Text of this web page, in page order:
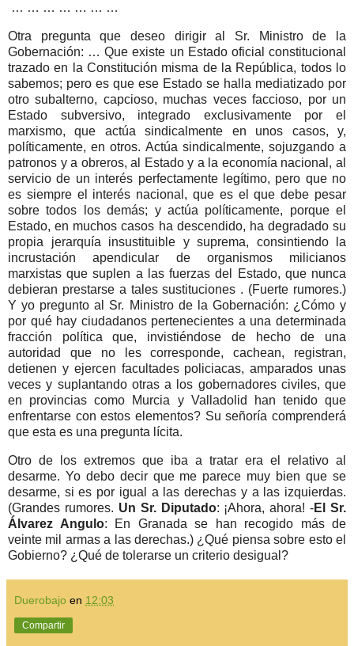
… … … … … … …
Otra pregunta que deseo dirigir al Sr. Ministro de la
Gobernación: … Que existe un Estado oficial constitucional
trazado en la Constitución misma de la República, todos lo
sabemos; pero es que ese Estado se halla mediatizado por
otro subalterno, capcioso, muchas veces faccioso, por un
Estado subversivo, integrado exclusivamente por el
marxismo, que actúa sindicalmente en unos casos, y,
políticamente, en otros. Actúa sindicalmente, sojuzgando a
patronos y a obreros, al Estado y a la economía nacional, al
servicio de un interés perfectamente legítimo, pero que no
es siempre el interés nacional, que es el que debe pesar
sobre todos los demás; y actúa políticamente, porque el
Estado, en muchos casos ha descendido, ha degradado su
propia jerarquía insustituible y suprema, consintiendo la
incrustación apendicular de organismos milicianos
marxistas que suplen a las fuerzas del Estado, que nunca
debieran prestarse a tales sustituciones . (Fuerte rumores.)
Y yo pregunto al Sr. Ministro de la Gobernación: ¿Cómo y
por qué hay ciudadanos pertenecientes a una determinada
fracción política que, invistiéndose de hecho de una
autoridad que no les corresponde, cachean, registran,
detienen y ejercen facultades policiacas, amparados unas
veces y suplantando otras a los gobernadores civiles, que
en provincias como Murcia y Valladolid han tenido que
enfrentarse con estos elementos? Su señoría comprenderá
que esta es una pregunta lícita.
Otro de los extremos que iba a tratar era el relativo al
desarme. Yo debo decir que me parece muy bien que se
desarme, si es por igual a las derechas y a las izquierdas.
(Grandes rumores. Un Sr. Diputado: ¡Ahora, ahora! -El Sr.
Álvarez Angulo: En Granada se han recogido más de
veinte mil armas a las derechas.) ¿Qué piensa sobre esto el
Gobierno? ¿Qué de tolerarse un criterio desigual?
Duerobajo en 12:03
Compartir